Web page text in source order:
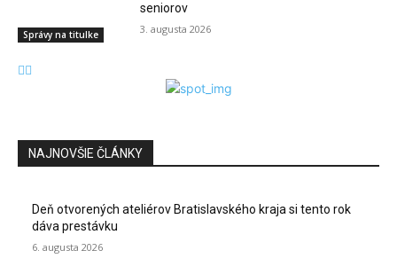
Správy na titulke
seniorov
3. augusta 2026
NAJNOVŠIE ČLÁNKY
Deň otvorených ateliérov Bratislavského kraja si tento rok
dáva prestávku
6. augusta 2026